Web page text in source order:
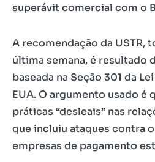
superávit comercial com o
A recomendação da USTR,
última semana, é resultado
baseada na Seção 301 da
EUA. O argumento usado é
práticas “desleais” nas
que incluiu ataques contra
empresas de pagamento